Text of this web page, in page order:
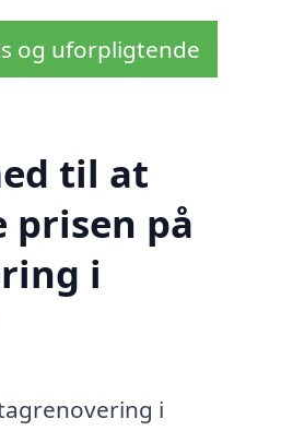
og uforpligtende
til at
prisen på
i
i